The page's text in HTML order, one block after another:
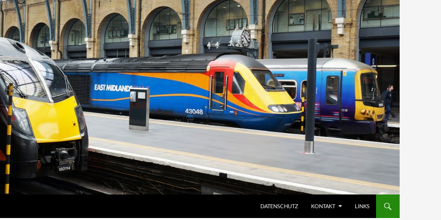
DATENSCHUTZ KONTAKT LINKS